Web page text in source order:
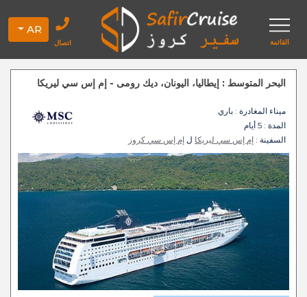
القائمة اتصال
AR
البحر المتوسط : إيطاليا، اليونان، ديك رومى - إم إس سي ليريكا
ميناء المغادرة : باري
المدة : 5 أيام
السفينة : إم إس سي ليريكا ل إم إس سي كروز